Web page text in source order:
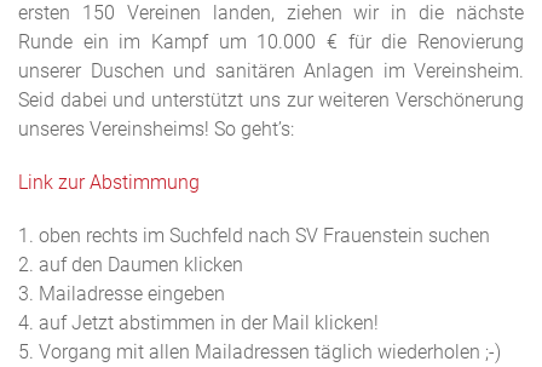
ersten 150 Vereinen landen, ziehen wir in die nächste
Runde ein im Kampf um 10.000 € für die Renovierung
unserer Duschen und sanitären Anlagen im Vereinsheim.
Seid dabei und unterstützt uns zur weiteren Verschönerung
unseres Vereinsheims! So geht’s:
Link zur Abstimmung
1. oben rechts im Suchfeld nach SV Frauenstein suchen
2. auf den Daumen klicken
3. Mailadresse eingeben
4. auf Jetzt abstimmen in der Mail klicken!
5. Vorgang mit allen Mailadressen täglich wiederholen ;-)